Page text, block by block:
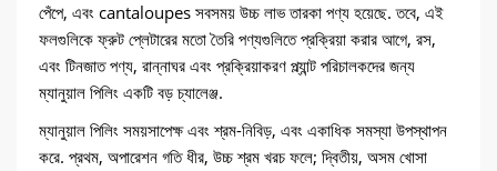
পেঁপে, এবং cantaloupes সবসময় উচ্চ লাভ তারকা পণ্য হয়েছে. তবে, এই
ফলগুলিকে ফ্রুট প্লেটারের মতো তৈরি পণ্যগুলিতে প্রক্রিয়া করার আগে, রস,
এবং টিনজাত পণ্য, রান্নাঘর এবং প্রক্রিয়াকরণ প্ল্যান্ট পরিচালকদের জন্য
ম্যানুয়াল পিলিং একটি বড় চ্যালেঞ্জ.
ম্যানুয়াল পিলিং সময়সাপেক্ষ এবং শ্রম-নিবিড়, এবং একাধিক সমস্যা উপস্থাপন
করে. প্রথম, অপারেশন গতি ধীর, উচ্চ শ্রম খরচ ফলে; দ্বিতীয়, অসম খোসা